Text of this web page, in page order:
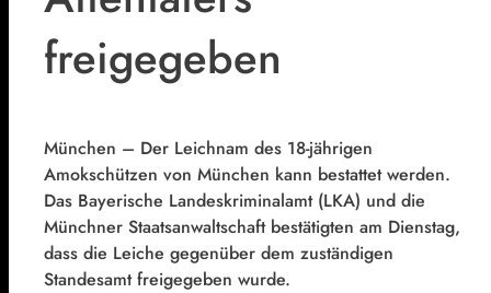
freigegeben
München – Der Leichnam des 18-jährigen
Amokschützen von München kann bestattet werden.
Das Bayerische Landeskriminalamt (LKA) und die
Münchner Staatsanwaltschaft bestätigten am Dienstag,
dass die Leiche gegenüber dem zuständigen
Standesamt freigegeben wurde.